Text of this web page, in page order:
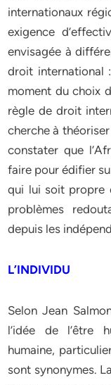
internationaux
exigence
envisagée à
droit international
moment du choix
règle de droit
cherche à
constater que
faire pour édifier
qui lui soit propre
problèmes
depuis les
L’INDIVIDU
Selon Jean
l’idée de l’être
humaine,
sont synonymes.